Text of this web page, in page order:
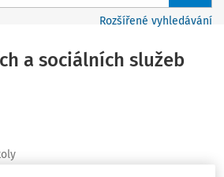
Rozšířené vyhledávání
a sociálních služeb